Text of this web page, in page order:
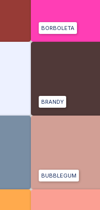
BORBOLETA
BRANDY
BUBBLEGUM